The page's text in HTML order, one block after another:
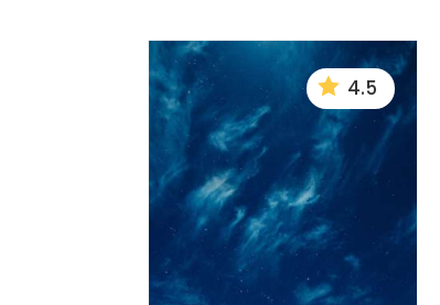
 4.5